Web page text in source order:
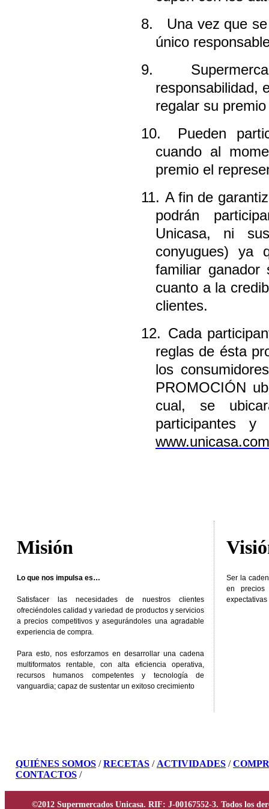
8.
Una vez que
único
9.
responsabilidad,
regalar su
10.
Pueden
cuando al
premio el
11. A fin de
podrán
Unicasa, ni
conyugues) ya
familiar
cuanto a la
clientes.
12. Cada
reglas de ésta
los
PROMOCIÓN
cual, se
participantes
Misión
Lo que nos impulsa es…
Satisfacer las necesidades de nuestros clientes
ofreciéndoles calidad y variedad de productos y servicios
a precios competitivos y asegurándoles una agradable
experiencia de compra.
Para esto, nos esforzamos en desarrollar una cadena
multiformatos rentable, con alta eficiencia operativa,
recursos humanos competentes y tecnología de
vanguardia; capaz de sustentar un exitoso crecimiento
Ser la
en
QUIÉNES SOMOS /RECETAS / ACTIVIDADES /
CONTACTOS /
©2012 Supermercados Unicasa. RIF: J-00167552-3. Todos los